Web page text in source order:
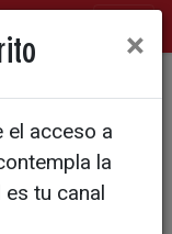
Navidad
×
el acceso a
la
tu canal